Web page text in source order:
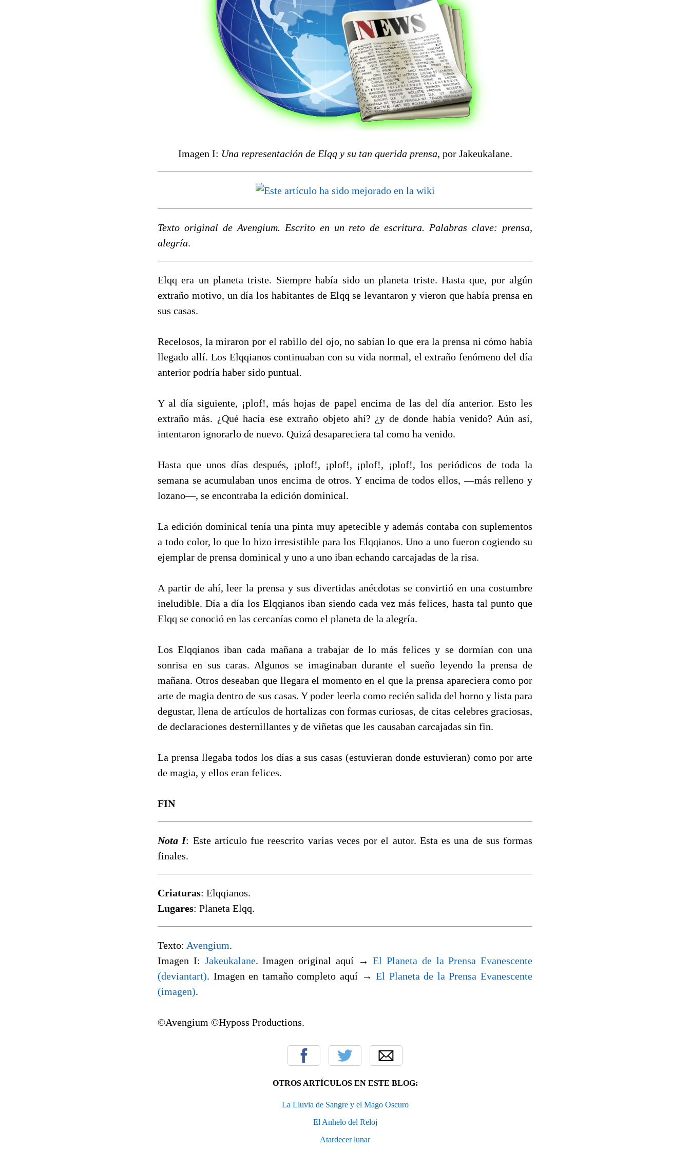
Imagen I: Una representación de Elqq y su tan querida prensa, por Jakeukalane.
Texto original de Avengium. Escrito en un reto de escritura. Palabras clave: prensa,
alegría.
Elqq era un planeta triste. Siempre había sido un planeta triste. Hasta que, por algún
extraño motivo, un día los habitantes de Elqq se levantaron y vieron que había prensa en
sus casas.
Recelosos, la miraron por el rabillo del ojo, no sabían lo que era la prensa ni cómo había
llegado allí. Los Elqqianos continuaban con su vida normal, el extraño fenómeno del día
anterior podría haber sido puntual.
Y al día siguiente, ¡plof!, más hojas de papel encima de las del día anterior. Esto les
extraño más. ¿Qué hacía ese extraño objeto ahí? ¿y de donde había venido? Aún así,
intentaron ignorarlo de nuevo. Quizá desapareciera tal como ha venido.
Hasta que unos días después, ¡plof!, ¡plof!, ¡plof!, ¡plof!, los periódicos de toda la
semana se acumulaban unos encima de otros. Y encima de todos ellos, —más relleno y
lozano—, se encontraba la edición dominical.
La edición dominical tenía una pinta muy apetecible y además contaba con suplementos
a todo color, lo que lo hizo irresistible para los Elqqianos. Uno a uno fueron cogiendo su
ejemplar de prensa dominical y uno a uno iban echando carcajadas de la risa.
A partir de ahí, leer la prensa y sus divertidas anécdotas se convirtió en una costumbre
ineludible. Día a día los Elqqianos iban siendo cada vez más felices, hasta tal punto que
Elqq se conoció en las cercanías como el planeta de la alegría.
Los Elqqianos iban cada mañana a trabajar de lo más felices y se dormían con una
sonrisa en sus caras. Algunos se imaginaban durante el sueño leyendo la prensa de
mañana. Otros deseaban que llegara el momento en el que la prensa apareciera como por
arte de magia dentro de sus casas. Y poder leerla como recién salida del horno y lista para
degustar, llena de artículos de hortalizas con formas curiosas, de citas celebres graciosas,
de declaraciones desternillantes y de viñetas que les causaban carcajadas sin fin.
La prensa llegaba todos los días a sus casas (estuvieran donde estuvieran) como por arte
de magia, y ellos eran felices.
FIN
Nota I: Este artículo fue reescrito varias veces por el autor. Esta es una de sus formas
finales.
Criaturas: Elqqianos.
Lugares: Planeta Elqq.
Texto: Avengium.
Imagen I: Jakeukalane. Imagen original aquí →El Planeta de la Prensa Evanescente
(deviantart). Imagen en tamaño completo aquí →El Planeta de la Prensa Evanescente
(imagen).
©Avengium ©Hyposs Productions.
OTROS ARTÍCULOS EN ESTE BLOG:
La Lluvia de Sangre y el Mago Oscuro
El Anhelo del Reloj
Atardecer lunar